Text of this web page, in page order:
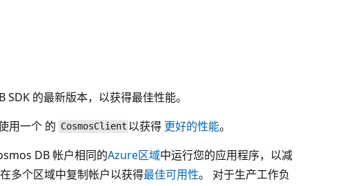
的最新版本，以获得最佳性能。
用一个 的 CosmosClient 以获得 更好的性能。
DB 帐户相同的Azure区域中运行您的应用程序，以减
多个区域中复制帐户以获得最佳可用性。 对于生产工作负